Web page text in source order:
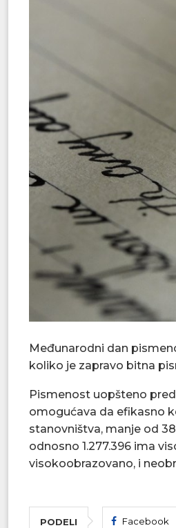
Međunarodni dan
koliko je zapravo bitna
Pismenost uopšteno
omogućava da efikasno
stanovništva, manje od
odnosno 1.277.396 ima
visokoobrazovano, i
PODELI Facebook